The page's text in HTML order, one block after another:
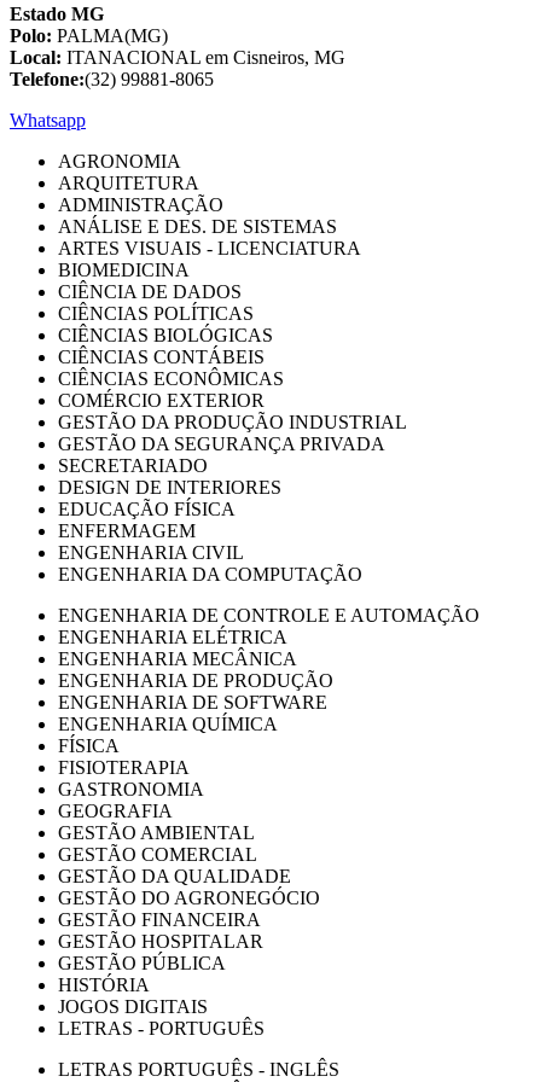
Estado MG
Polo: PALMA(MG)
Local: ITANACIONAL em Cisneiros, MG
Telefone:(32) 99881-8065
Whatsapp
AGRONOMIA
ARQUITETURA
ADMINISTRAÇÃO
ANÁLISE E DES. DE SISTEMAS
ARTES VISUAIS - LICENCIATURA
BIOMEDICINA
CIÊNCIA DE DADOS
CIÊNCIAS POLÍTICAS
CIÊNCIAS BIOLÓGICAS
CIÊNCIAS CONTÁBEIS
CIÊNCIAS ECONÔMICAS
COMÉRCIO EXTERIOR
GESTÃO DA PRODUÇÃO INDUSTRIAL
GESTÃO DA SEGURANÇA PRIVADA
SECRETARIADO
DESIGN DE INTERIORES
EDUCAÇÃO FÍSICA
ENFERMAGEM
ENGENHARIA CIVIL
ENGENHARIA DA COMPUTAÇÃO
ENGENHARIA DE CONTROLE E AUTOMAÇÃO
ENGENHARIA ELÉTRICA
ENGENHARIA MECÂNICA
ENGENHARIA DE PRODUÇÃO
ENGENHARIA DE SOFTWARE
ENGENHARIA QUÍMICA
FÍSICA
FISIOTERAPIA
GASTRONOMIA
GEOGRAFIA
GESTÃO AMBIENTAL
GESTÃO COMERCIAL
GESTÃO DA QUALIDADE
GESTÃO DO AGRONEGÓCIO
GESTÃO FINANCEIRA
GESTÃO HOSPITALAR
GESTÃO PÚBLICA
HISTÓRIA
JOGOS DIGITAIS
LETRAS - PORTUGUÊS
LETRAS PORTUGUÊS - INGLÊS